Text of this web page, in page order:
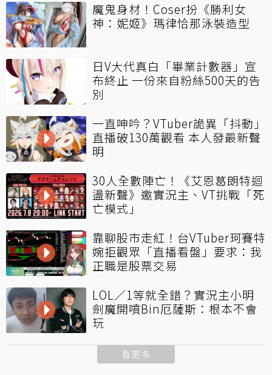
魔鬼身材！Coser扮《勝利女
神：妮姬》瑪律恰那泳裝造型
日V大代真白「畢業計數器」宣
布終止 一份來自粉絲500天的告
別
一直呻吟？VTuber詭異「抖動」
直播破130萬觀看 本人發最新聲
明
30人全數陣亡！《艾恩葛朗特迴
盪新聲》邀實況主、VT挑戰「死
亡模式」
靠聊股市走紅！台VTuber珂賽特
婉拒觀眾「直播看盤」要求：我
正職是股票交易
LOL／1等就全錯？實況主小明
劍魔開噴Bin厄薩斯：根本不會
玩
看更多